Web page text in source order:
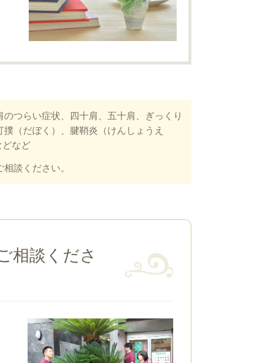
つらい症状、四十肩、五十肩、ぎっくり
（だぼく）、腱鞘炎（けんしょうえ
どなど
談ください。
相談くださ